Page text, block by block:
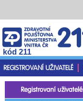
kód 211
REGISTROVANÍ UŽIVATELÉ
Registrovaní uživatelé